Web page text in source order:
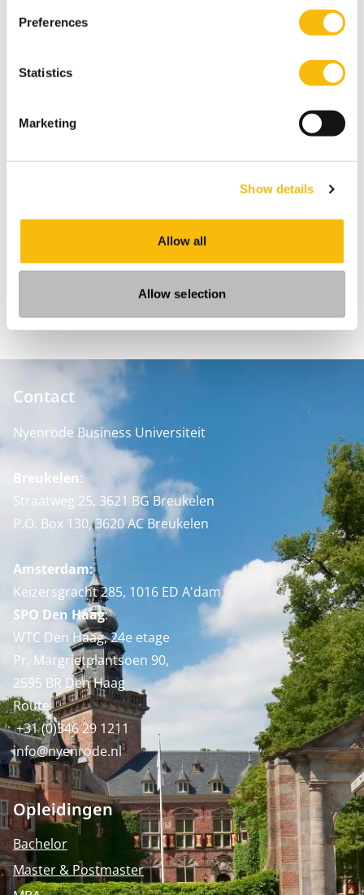
Preferences
Statistics
Marketing
Show details
Allow all
Allow selection
Publication List prof. dr. CAR Hilhorst 2025
Accounting, Auditing & Control
Vakgebied
Informatie Technologie
Leiderschap
Contact
Nyenrode Business Universiteit
Breukelen:
Straatweg 25, 3621 BG Breukelen
P.O. Box 130, 3620 AC Breukelen
Amsterdam:
Keizersgracht 285, 1016 ED A'dam
SPO Den Haag:
WTC Den Haag, 24e etage
Pr. Margrietplantsoen 90,
2595 BR Den Haag
Route
+31 (0)346 29 1211
info@nyenrode.nl
Opleidingen
Bachelor
Master & Postmaster